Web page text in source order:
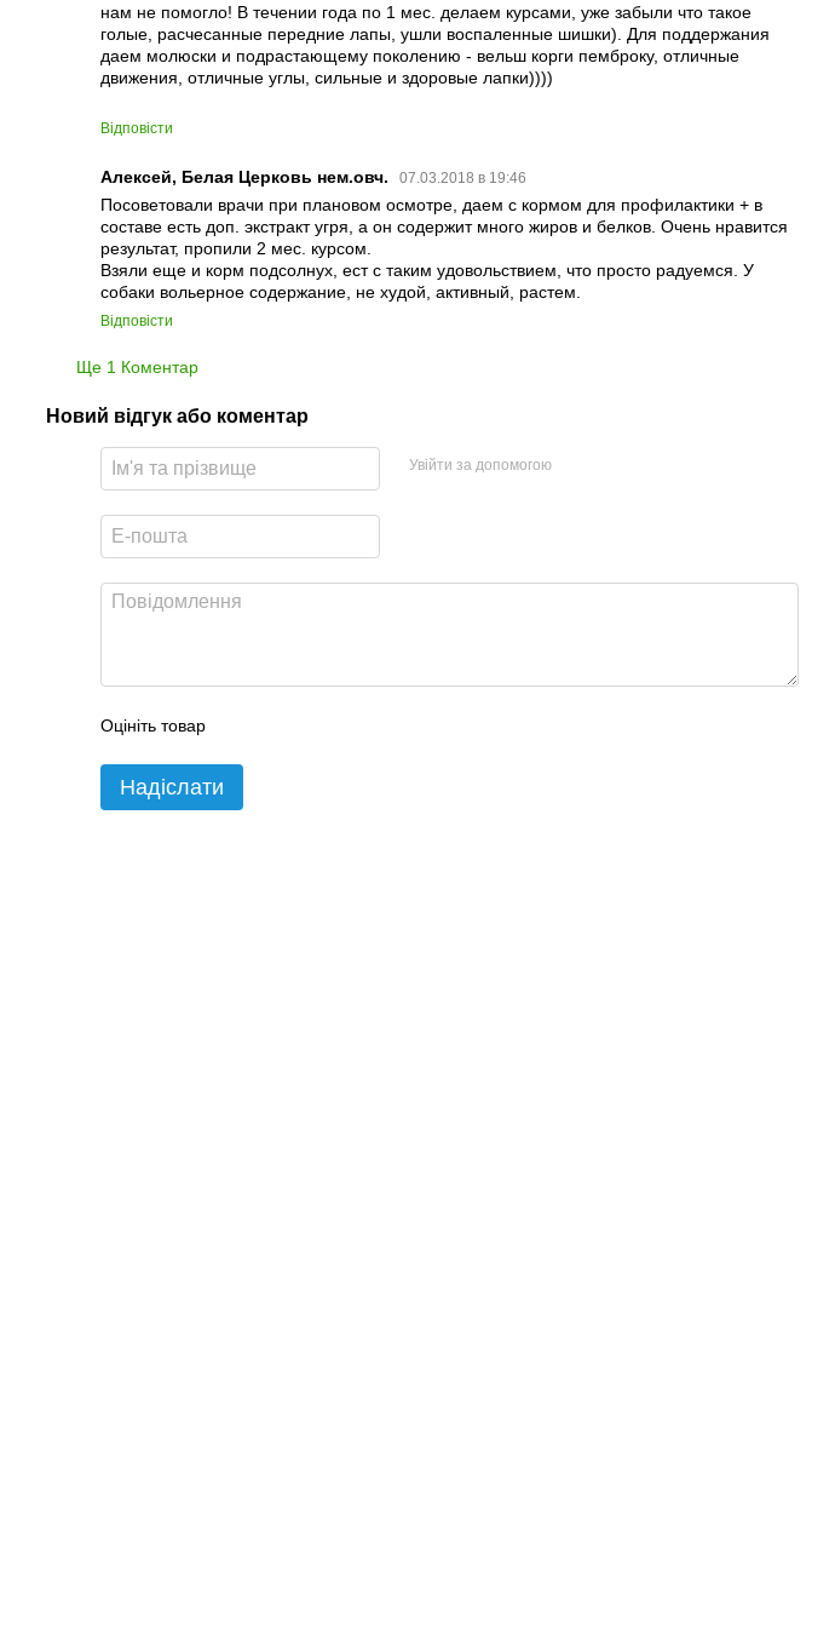
нам не помогло! В течении года по 1 мес. делаем курсами, уже забыли что такое
голые, расчесанные передние лапы, ушли воспаленные шишки). Для поддержания
даем молюски и подрастающему поколению - вельш корги пемброку, отличные
движения, отличные углы, сильные и здоровые лапки))))
Відповісти
Алексей, Белая Церковь нем.овч. 07.03.2018 в 19:46
Посоветовали врачи при плановом осмотре, даем с кормом для профилактики + в
составе есть доп. экстракт угря, а он содержит много жиров и белков. Очень нравится
результат, пропили 2 мес. курсом.
Взяли еще и корм подсолнух, ест с таким удовольствием, что просто радуемся. У
собаки вольерное содержание, не худой, активный, растем.
Відповісти
Ще 1 Коментар
Новий відгук або коментар
Увійти за допомогою
Оцініть товар
Надіслати